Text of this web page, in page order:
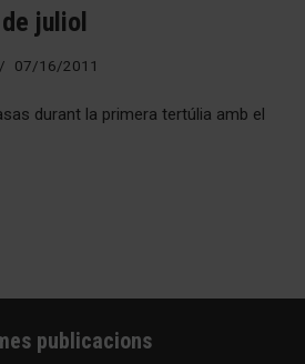
juliol
07/16/2011
durant la primera tertúlia amb el
publicacions